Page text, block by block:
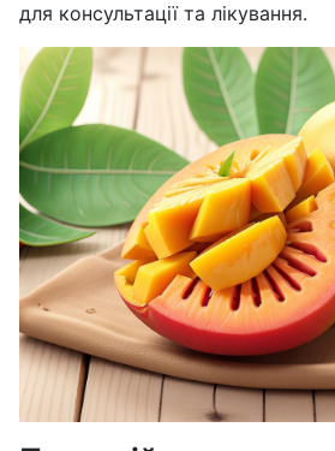
для консультації та лікування.